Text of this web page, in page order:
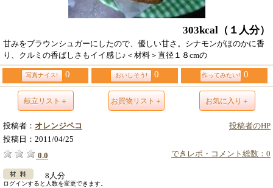
303kcal （１人分）
甘みをブラウンシュガーにしたので、優しい甘さ。シナモンがほのかに香
り、クルミの香ばしさもイイ感じ♪＜材料＞直径１８cmの
写真ナイス! 0 おいしそう! 0 作ってみたい! 0
献立リスト＋ お買物リスト＋ お気に入り＋
投稿者のHP
投稿者： オレンジペコ
投稿日： 2011/04/25
できレポ・コメント総数：0
0.0
8人分
ログインすると人数を変更できます。